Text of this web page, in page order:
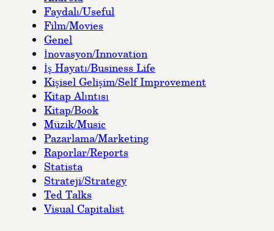
Faydalı/Useful
Film/Movies
Genel
İnovasyon/Innovation
İş Hayatı/Business Life
Kişisel Gelişim/Self Improvement
Kitap Alıntısı
Kitap/Book
Müzik/Music
Pazarlama/Marketing
Raporlar/Reports
Statista
Strateji/Strategy
Ted Talks
Visual Capitalist